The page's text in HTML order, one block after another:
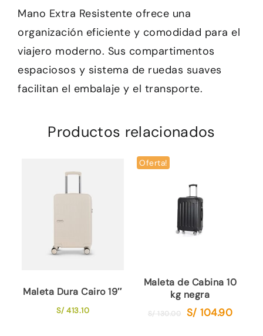
Mano Extra Resistente ofrece una
organización eficiente y comodidad para el
viajero moderno. Sus compartimentos
espaciosos y sistema de ruedas suaves
facilitan el embalaje y el transporte.
Productos relacionados
Maleta Dura Cairo 19″
S/413.10
Oferta!
Maleta de Cabina 10
kg negra
S/130.00
El
S/ 104.90El